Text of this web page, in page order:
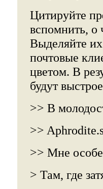
Цитируйте
вспомнить,
Выделяйте
почтовые
цветом. В
будут
>> В
>>
>> Мне
> Там, где